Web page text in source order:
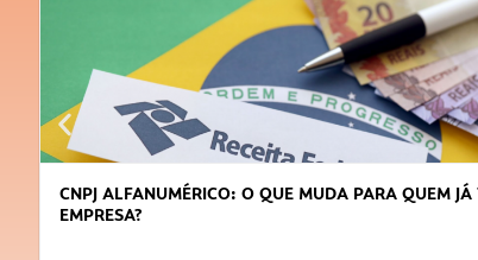
CNPJ ALFANUMÉRICO: O QUE MUDA PARA QUEM JÁ
EMPRESA?